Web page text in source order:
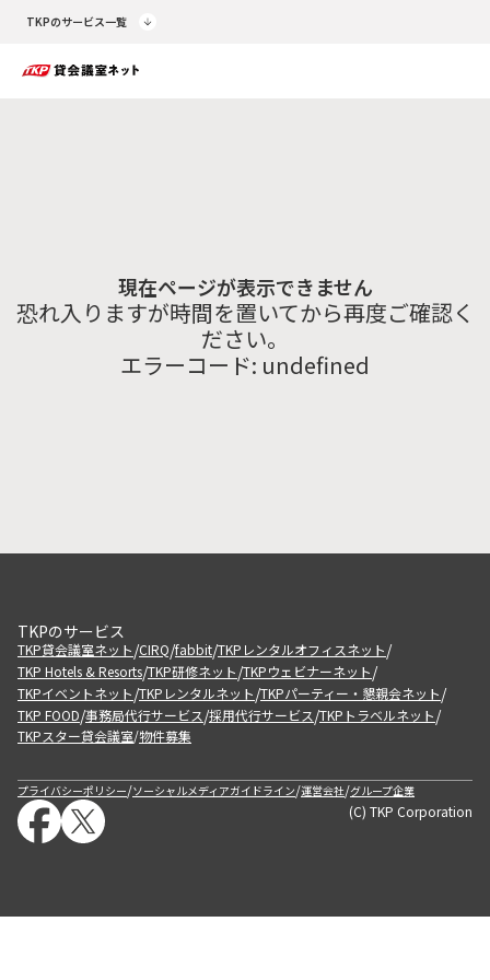
TKPのサービス一覧
現在ページが表示できません
恐れ入りますが時間を置いてから再度ご確認く
ださい。
エラーコード: undefined
TKPのサービス
TKP貸会議室ネット/CIRQ/fabbit/TKPレンタルオフィスネット/
TKP Hotels & Resorts/TKP研修ネット/TKPウェビナーネット/
TKPイベントネット/TKPレンタルネット/TKPパーティー・懇親会ネット/
TKP FOOD/事務局代行サービス/採用代行サービス/TKPトラベルネット/
TKPスター貸会議室/物件募集
プライバシーポリシー/ソーシャルメディアガイドライン/運営会社/グループ企業
(C) TKP Corporation